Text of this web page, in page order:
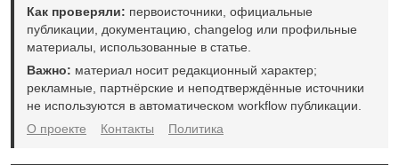
Как проверяли: первоисточники, официальные
публикации, документацию, changelog или профильные
материалы, использованные в статье.
Важно: материал носит редакционный характер;
рекламные, партнёрские и неподтверждённые источники
не используются в автоматическом workflow публикации.
О проекте
Контакты Политика